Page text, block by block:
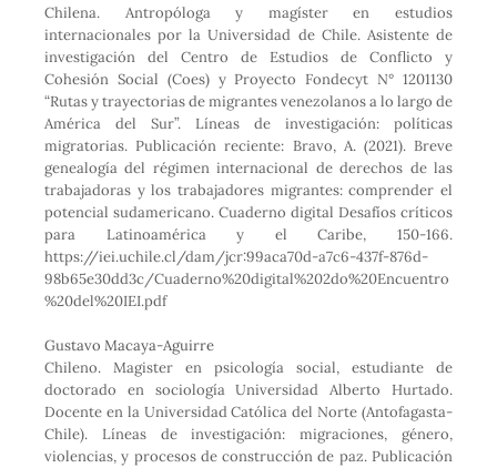
Chilena. Antropóloga y magíster en estudios
internacionales por la Universidad de Chile. Asistente de
investigación del Centro de Estudios de Conflicto y
Cohesión Social (Coes) y Proyecto Fondecyt N° 1201130
“Rutas y trayectorias de migrantes venezolanos a lo largo de
América del Sur”. Líneas de investigación: políticas
migratorias. Publicación reciente: Bravo, A. (2021). Breve
genealogía del régimen internacional de derechos de las
trabajadoras y los trabajadores migrantes: comprender el
potencial sudamericano. Cuaderno digital Desafíos críticos
para Latinoamérica y el Caribe, 150-166.
https://iei.uchile.cl/dam/jcr:99aca70d-a7c6-437f-876d-
98b65e30dd3c/Cuaderno%20digital%202do%20Encuentro
%20del%20IEI.pdf
Gustavo Macaya-Aguirre
Chileno. Magister en psicología social, estudiante de
doctorado en sociología Universidad Alberto Hurtado.
Docente en la Universidad Católica del Norte (Antofagasta-
Chile). Líneas de investigación: migraciones, género,
violencias, y procesos de construcción de paz. Publicación